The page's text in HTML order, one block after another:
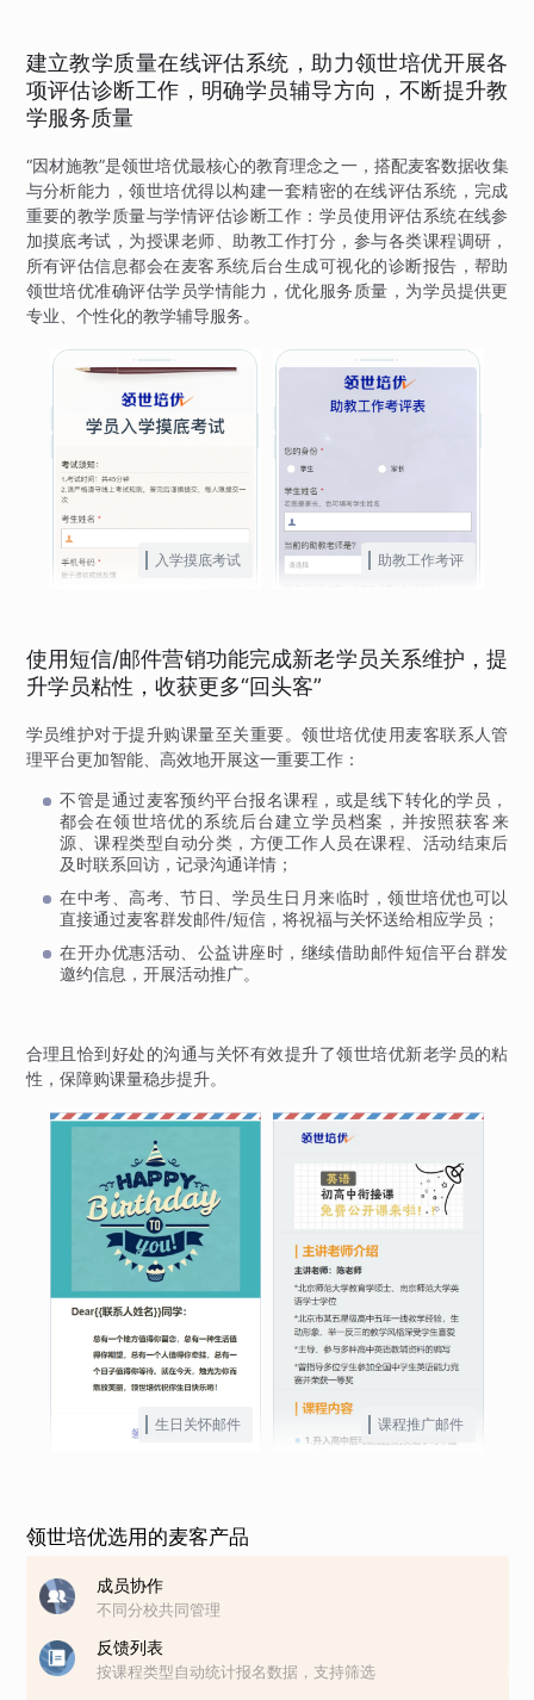
建立教学质量在线评估系统，助力领世培优开展各
项评估诊断工作，明确学员辅导方向，不断提升教
学服务质量
“因材施教”是领世培优最核心的教育理念之一，搭配麦客数据收集
与分析能力，领世培优得以构建一套精密的在线评估系统，完成
重要的教学质量与学情评估诊断工作：学员使用评估系统在线参
加摸底考试，为授课老师、助教工作打分，参与各类课程调研，
所有评估信息都会在麦客系统后台生成可视化的诊断报告，帮助
领世培优准确评估学员学情能力，优化服务质量，为学员提供更
专业、个性化的教学辅导服务。
入学摸底考试 助教工作考评
使用短信/邮件营销功能完成新老学员关系维护，提
升学员粘性，收获更多“回头客”
学员维护对于提升购课量至关重要。领世培优使用麦客联系人管
理平台更加智能、高效地开展这一重要工作：
不管是通过麦客预约平台报名课程，或是线下转化的学员，
都会在领世培优的系统后台建立学员档案，并按照获客来
源、课程类型自动分类，方便工作人员在课程、活动结束后
及时联系回访，记录沟通详情；
在中考、高考、节日、学员生日月来临时，领世培优也可以
直接通过麦客群发邮件/短信，将祝福与关怀送给相应学员；
在开办优惠活动、公益讲座时，继续借助邮件短信平台群发
邀约信息，开展活动推广。
合理且恰到好处的沟通与关怀有效提升了领世培优新老学员的粘
性，保障购课量稳步提升。
生日关怀邮件 课程推广邮件
领世培优选用的麦客产品
成员协作
不同分校共同管理
反馈列表
按课程类型自动统计报名数据，支持筛选